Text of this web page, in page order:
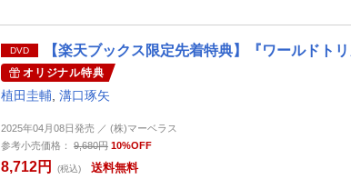
DVD 【楽天ブックス限定先着特典】『ワールドト
オリジナル特典
植田圭輔 溝口琢矢
2025年04月08日発売 ／ (株)マーベラス
参考小売価格：
9,680円 10%OFF
8,712円 (税込)
送料無料